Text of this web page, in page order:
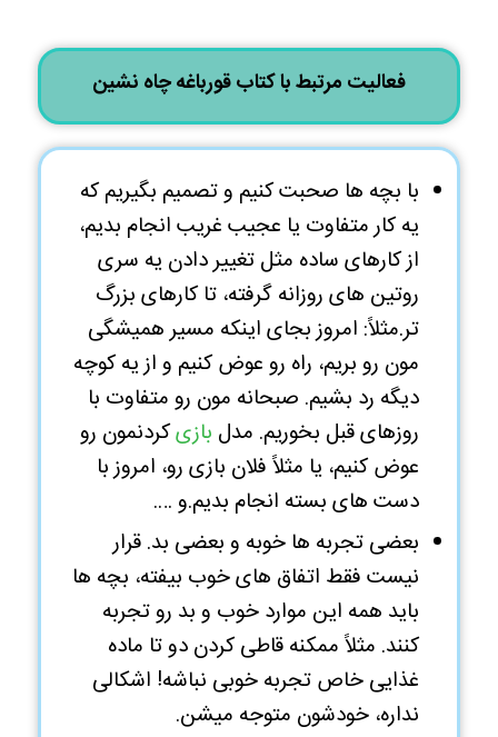
فعالیت مرتبط باکتاب قورباغه چاه نشین
با بچه ها صحبت کنیم و تصمیم بگیریم که
یه کار متفاوت یا عجیب غریب انجام بدیم،
از کارهای ساده مثل تغییر دادن یه سری
روتین های روزانه گرفته، تا کارهای بزرگ
تر.مثلاً: امروز بجای اینکه مسیر همیشگی
مون رو بریم، راه رو عوض کنیم و از یه کوچه
دیگه رد بشیم. صبحانه مون رو متفاوت با
روزهای قبل بخوریم. مدل بازیکردنمون رو
عوض کنیم، یا مثلاً فلان بازی رو، امروز با
دست های بسته انجام بدیم.و ….
بعضی تجربه ها خوبه و بعضی بد. قرار
نیست فقط اتفاق های خوب بیفته، بچه ها
باید همه این موارد خوب و بد رو تجربه
کنند. مثلاً ممکنه قاطی کردن دو تا ماده
غذایی خاص تجربه خوبی نباشه! اشکالی
نداره، خودشون متوجه میشن.